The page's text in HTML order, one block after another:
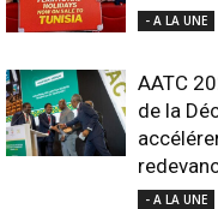
- A LA UNE
AATC
de la
- A LA UNE